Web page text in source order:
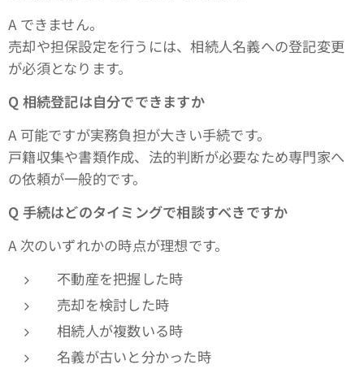
A できません。
売却や担保設定を行うには、相続人名義への登記変更
が必須となります。
Q 相続登記は自分でできますか
A 可能ですが実務負担が大きい手続です。
戸籍収集や書類作成、法的判断が必要なため専門家へ
の依頼が一般的です。
Q 手続はどのタイミングで相談すべきですか
A 次のいずれかの時点が理想です。
不動産を把握した時
売却を検討した時
相続人が複数いる時
名義が古いと分かった時